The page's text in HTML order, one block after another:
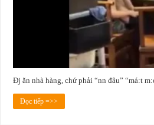
Đj ăn nhà hàng, chứ phải “nn đâu” “má:t
Đọc tiếp =>>